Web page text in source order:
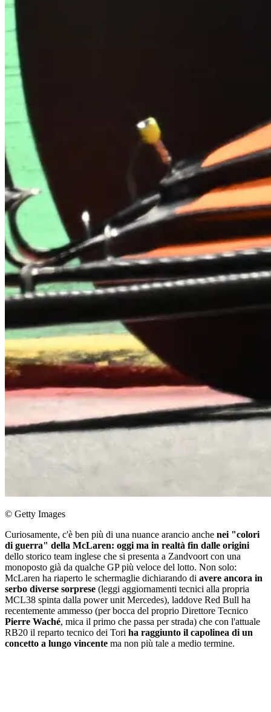
© Getty Images
Curiosamente, c'è ben più di una nuance arancio anche nei "colori
di guerra" della McLaren: oggi ma in realtà fin dalle origini
dello storico team inglese che si presenta a Zandvoort con una
monoposto già da qualche GP più veloce del lotto. Non solo:
McLaren ha riaperto le schermaglie dichiarando di avere ancora in
serbo diverse sorprese (leggi aggiornamenti tecnici alla propria
MCL38 spinta dalla power unit Mercedes), laddove Red Bull ha
recentemente ammesso (per bocca del proprio Direttore Tecnico
Pierre Waché, mica il primo che passa per strada) che con l'attuale
RB20 il reparto tecnico dei Tori ha raggiunto il capolinea di un
concetto a lungo vincente ma non più tale a medio termine.